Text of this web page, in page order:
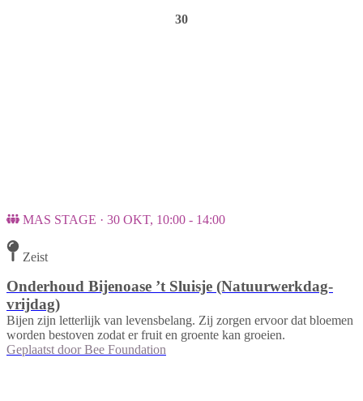
30
MAS STAGE · 30 OKT, 10:00 - 14:00
Zeist
Onderhoud Bijenoase ’t Sluisje (Natuurwerkdag-
vrijdag)
Bijen zijn letterlijk van levensbelang. Zij zorgen ervoor dat bloemen
worden bestoven zodat er fruit en groente kan groeien.
Geplaatst door Bee Foundation